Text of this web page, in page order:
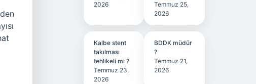
2026
Temmuz 25,
2026
Kalbe stent
takılması
tehlikeli mi ?
Temmuz 23,
2026
BDDK müdür
?
Temmuz 21,
2026